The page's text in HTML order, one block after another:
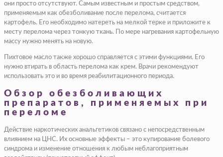
они просто отсутствуют. Самым известным и простым средством,
применяемым как обезболивание после перелома, считается
картофель. Его необходимо натереть на мелкой терке и приложите к
месту перелома через тонкую ткань. По мере нагревания картофельную
массу нужно менять на новую.
Пихтовое масло также хорошо справляется с этими функциями. Его
нужно втирать в область перелома как крем. Врачи рекомендуют
использовать это и во время реабилитационного периода.
Обзор обезболивающих
препаратов, применяемых при
переломе
Действие наркотических анальгетиков связано с непосредственным
влиянием на ЦНС. Их основные эффекты – это купирование болевого
синдрома и изменение отношения к любым неблагоприятным